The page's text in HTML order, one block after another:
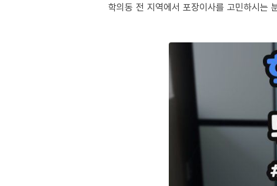
학의동 전 지역에서 포장이사를 고민하시는